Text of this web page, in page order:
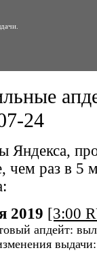
24
Яндекса,
чем раз в 5
2019 [3:00
апдейт: